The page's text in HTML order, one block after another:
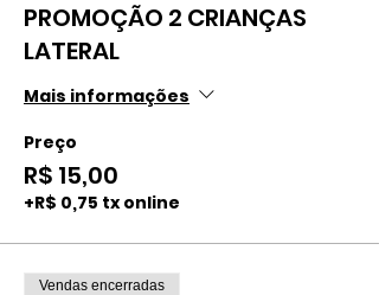
PROMOÇÃO 2 CRIANÇAS
LATERAL
Mais informações
Preço
R$ 15,00
+R$ 0,75 tx online
Vendas encerradas